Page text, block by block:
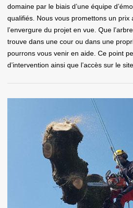
domaine par le biais d’une équipe
qualifiés. Nous vous promettons un prix
l’envergure du projet en vue. Que
trouve dans une cour ou dans une
pourrons vous venir en aide. Ce point
d’intervention ainsi que l’accès sur le site.